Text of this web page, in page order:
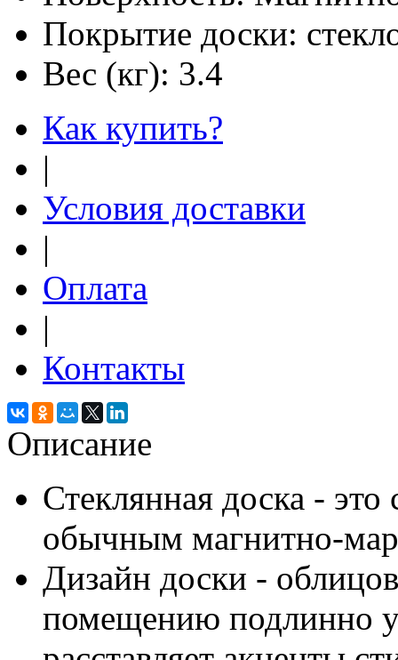
Покрытие доски:
Вес (кг): 3.4
Как купить?
|
Условия доставки
|
Оплата
|
Контакты
Описание
Стеклянная доска - это
обычным магнитно-
Дизайн доски -
помещению подлинно